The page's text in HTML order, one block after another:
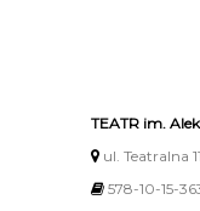
TEATR im.
ul. Teatralna
578-10-15-